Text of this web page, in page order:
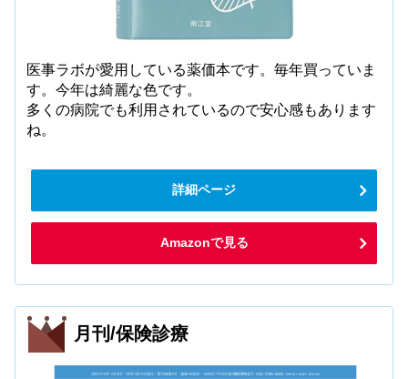
医事ラボが愛用している薬価本です。毎年買っていま
す。今年は綺麗な色です。
多くの病院でも利用されているので安心感もあります
ね。
詳細ページ
Amazonで見る
月刊/保険診療